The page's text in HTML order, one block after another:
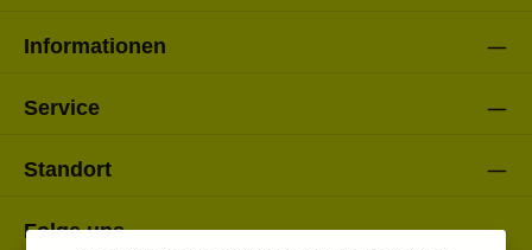
Informationen
Service
Standort
Folge uns